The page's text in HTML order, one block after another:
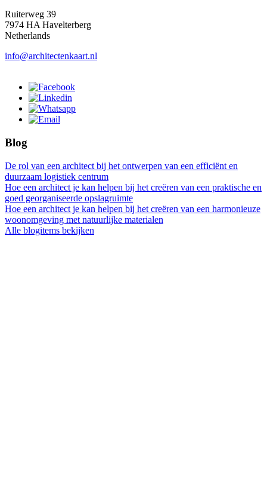
Ruiterweg 39
7974 HA Havelterberg
Netherlands
info@architectenkaart.nl
Blog
De rol van een architect bij het ontwerpen van een efficiënt en
duurzaam logistiek centrum
Hoe een architect je kan helpen bij het creëren van een praktische en
goed georganiseerde opslagruimte
Hoe een architect je kan helpen bij het creëren van een harmonieuze
woonomgeving met natuurlijke materialen
Alle blogitems bekijken